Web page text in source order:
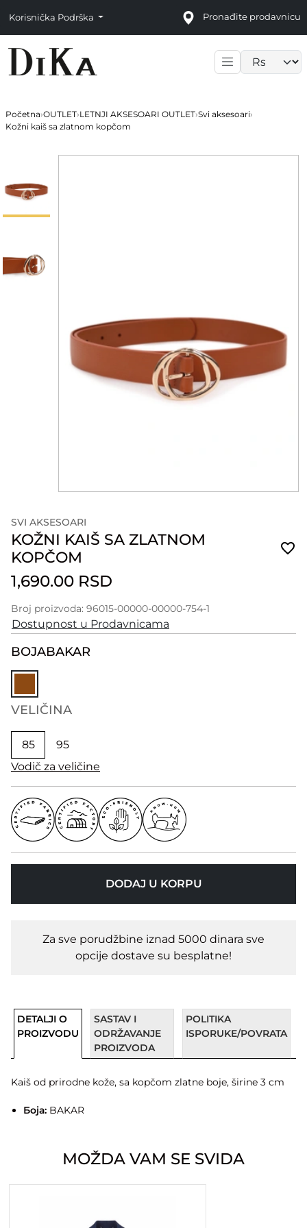
Korisnička Podrška Pronađite prodavnicu
Početna›OUTLET›LETNJI AKSESOARI OUTLET›Svi aksesoari›
Kožni kaiš sa zlatnom kopčom
SVI AKSESOARI
KOŽNI KAIŠ SA ZLATNOM
KOPČOM
1,690.00 RSD
Broj proizvoda: 96015-00000-00000-754-1
Dostupnost u Prodavnicama
BOJABAKAR
VELIČINA
85
95
Vodič za veličine
DODAJ U KORPU
Za sve porudžbine iznad 5000 dinara sve
opcije dostave su besplatne!
DETALJI O
PROIZVODU
SASTAV I
ODRŽAVANJE
PROIZVODA
POLITIKA
ISPORUKE/POVRATA
Kaiš od prirodne kože, sa kopčom zlatne boje, širine 3 cm
Боја:BAKAR
MOŽDA VAM SE SVIDA